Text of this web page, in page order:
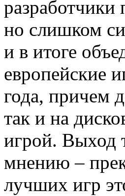
разработчики
но слишком
и в итоге
европейские
года, причем
так и на
игрой. Выход
мнению –
лучших игр